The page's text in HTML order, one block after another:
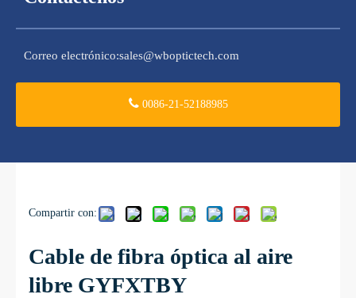
Correo electrónico:sales@wboptictech.com
0086-21-52188985
Compartir con:
Cable de fibra óptica al aire
libre GYFXTBY